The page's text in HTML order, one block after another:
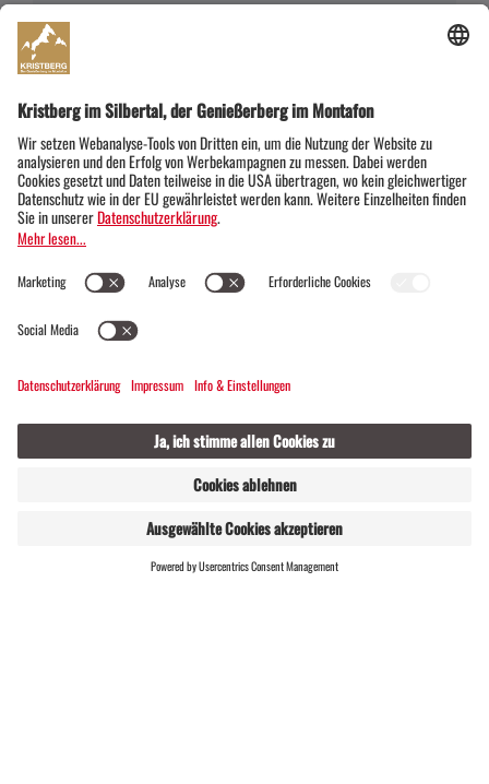
Auf Entdeckungsreise im Naturraum.Verwall in
Gaschurn
Kinderprogramm - Rätselspaß mit Frieda und
Kauzi im Naturschutzgebiet
SA 04.2026 08.2026